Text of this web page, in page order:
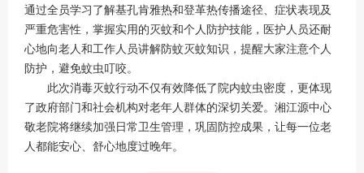
通过全员学习了解基孔肯雅热和登革热传播途径、症状表现及
严重危害性，掌握实用的灭蚊和个人防护技能，医护人员还耐
心地向老人和工作人员讲解防蚊灭蚊知识，提醒大家注意个人
防护，避免蚊虫叮咬。
此次消毒灭蚊行动不仅有效降低了院内蚊虫密度，更体现
了政府部门和社会机构对老年人群体的深切关爱。湘江源中心
敬老院将继续加强日常卫生管理，巩固防控成果，让每一位老
人都能安心、舒心地度过晚年。